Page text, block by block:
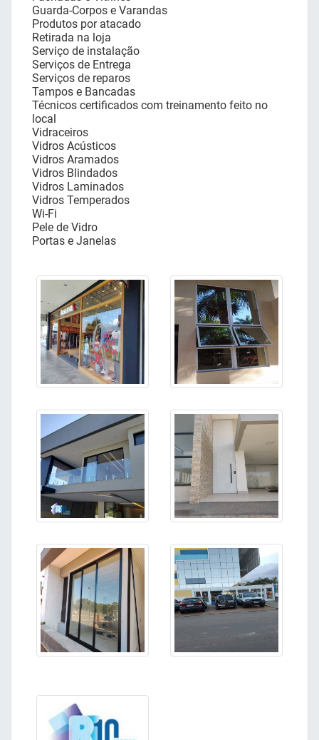
Guarda-Corpos e Varandas
Produtos por atacado
Retirada na loja
Serviço de instalação
Serviços de Entrega
Serviços de reparos
Tampos e Bancadas
Técnicos certificados com treinamento feito no
local
Vidraceiros
Vidros Acústicos
Vidros Aramados
Vidros Blindados
Vidros Laminados
Vidros Temperados
Wi-Fi
Pele de Vidro
Portas e Janelas